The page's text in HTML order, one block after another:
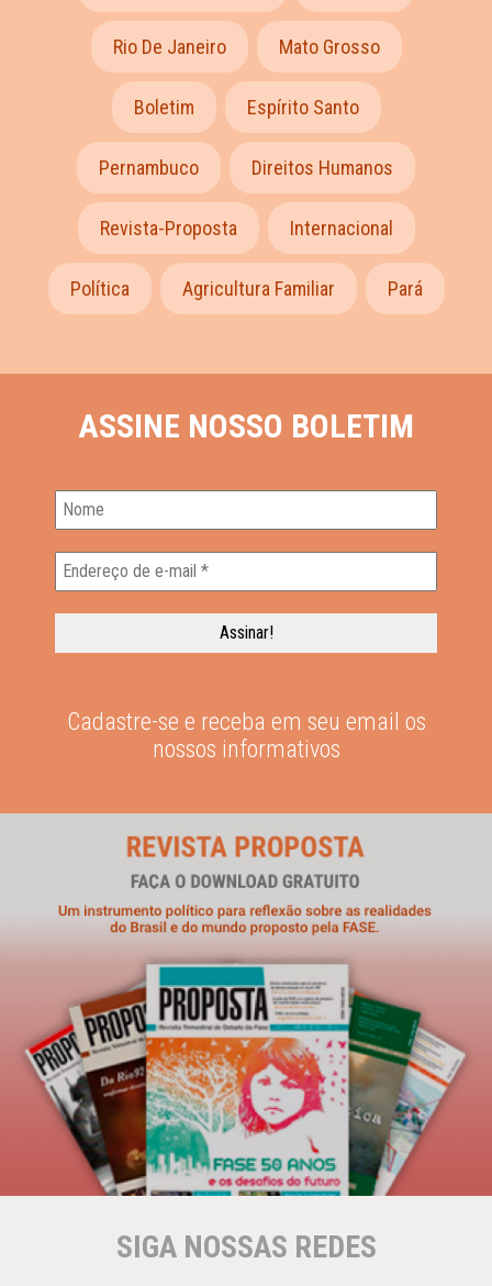
Rio De Janeiro Mato Grosso
Boletim Espírito Santo
Pernambuco Direitos Humanos
Revista-Proposta Internacional
Política Agricultura Familiar Pará
ASSINE NOSSO BOLETIM
Cadastre-se e receba em seu email os
nossos informativos
SIGA NOSSAS REDES